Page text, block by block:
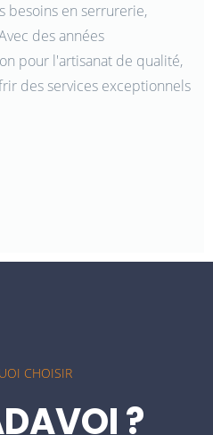
besoins en serrurerie,
des années
pour l'artisanat de qualité,
des services exceptionnels
CHOISIR
?